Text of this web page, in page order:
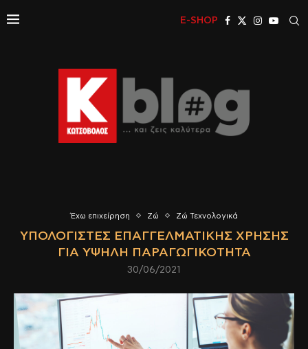
E-SHOP
Έχω επιχείρηση Ζώ Ζώ Τεχνολογικά
ΥΠΟΛΟΓΙΣΤΈΣ ΕΠΑΓΓΕΛΜΑΤΙΚΉΣ ΧΡΉΣΗΣ
ΓΙΑ ΥΨΗΛΉ ΠΑΡΑΓΩΓΙΚΌΤΗΤΑ
30/06/2021